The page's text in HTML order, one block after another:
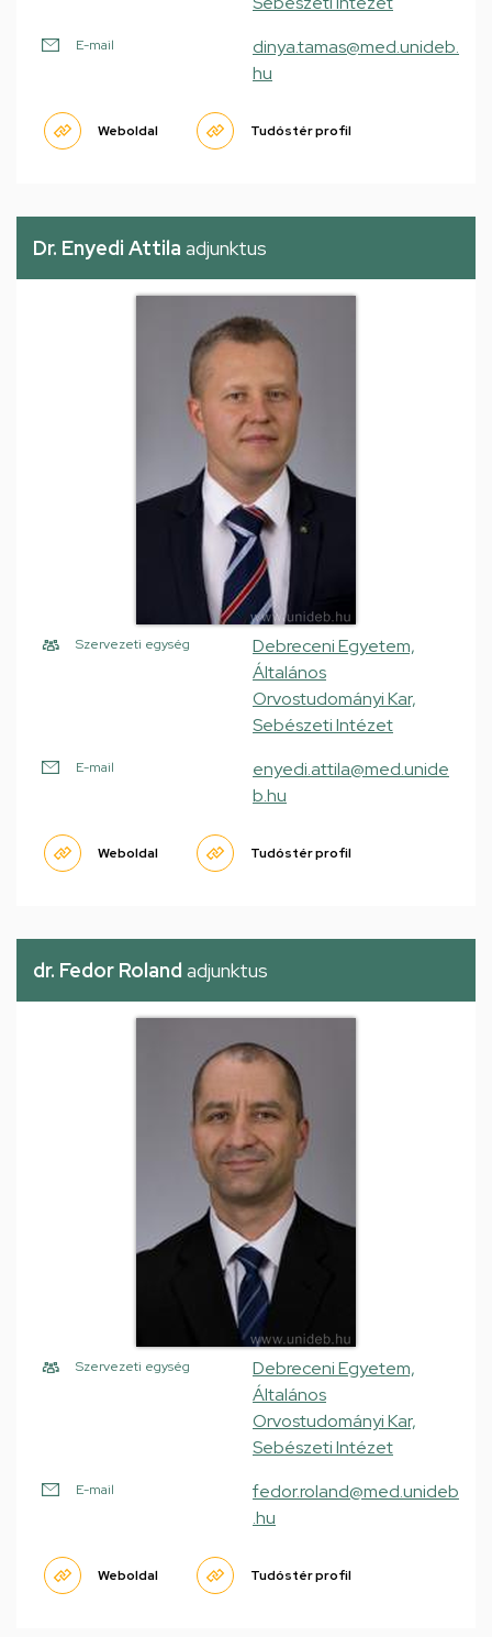
E-mail
dinya.tamas@med.unideb.
hu
Weboldal Tudóstér profil
Dr. Enyedi Attila adjunktus
Szervezeti egység
Debreceni Egyetem,
Általános
Orvostudományi Kar,
Sebészeti Intézet
E-mail
enyedi.attila@med.unide
b.hu
Weboldal Tudóstér profil
dr. Fedor Roland adjunktus
Szervezeti egység
Debreceni Egyetem,
Általános
Orvostudományi Kar,
Sebészeti Intézet
E-mail
fedor.roland@med.unideb
.hu
Weboldal Tudóstér profil